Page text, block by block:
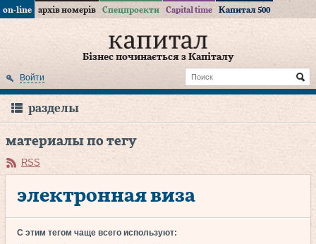
on-line архів номерів Спецпроекти Capital time Капитал 500
Бізнес починається з Капіталу
Войти
разделы
материалы по тегу
RSS
электронная виза
С этим тегом чаще всего используют: